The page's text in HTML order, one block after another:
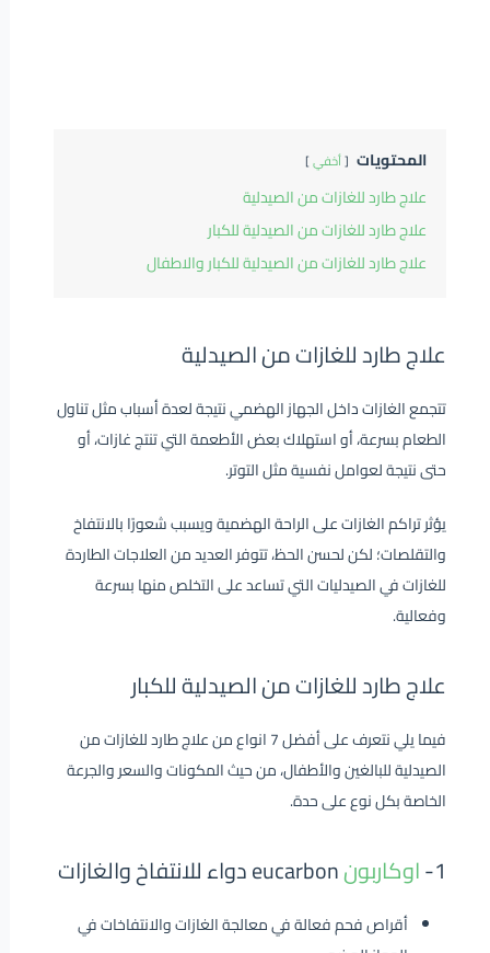
المحتويات أخفي
علاج طارد للغازات من الصيدلية
علاج طارد للغازات من الصيدلية للكبار
علاج طارد للغازات من الصيدلية للكبار والاطفال
علاج طارد للغازات من الصيدلية
تتجمع الغازات داخل الجهاز الهضمي نتيجة لعدة أسباب مثل تناول
الطعام بسرعة، أو استهلاك بعض الأطعمة التي تنتج غازات، أو
حتى نتيجة لعوامل نفسية مثل التوتر.
يؤثر تراكم الغازات على الراحة الهضمية ويسبب شعورًا بالانتفاخ
والتقلصات؛ لكن لحسن الحظ، تتوفر العديد من العلاجات الطاردة
للغازات في الصيدليات التي تساعد على التخلص منها بسرعة
وفعالية.
علاج طارد للغازات من الصيدلية للكبار
فيما يلي نتعرف على أفضل 7 انواع من علاج طارد للغازات من
الصيدلية للبالغين والأطفال، من حيث المكونات والسعر والجرعة
الخاصة بكل نوع على حدة.
1- اوكاربون
أقراص فحم فعالة في معالجة الغازات والانتفاخات في